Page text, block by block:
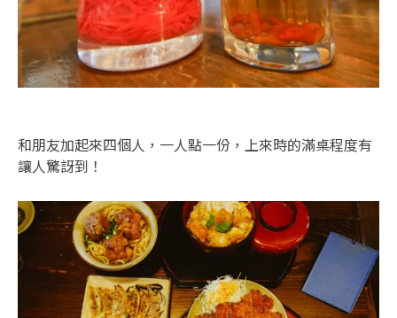
和朋友加起來四個人，一人點一份，上來時的滿桌程度有
讓人驚訝到！